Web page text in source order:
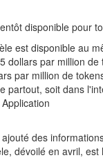
disponible pour
est disponible au
dollars par million de
par million de
partout, soit dans
des
dévoilé en avril, est